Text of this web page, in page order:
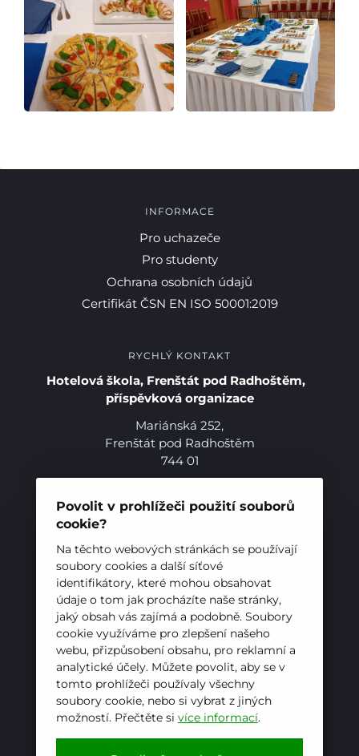
Povolit v prohlížeči použití souborů
cookie?
Na těchto webových stránkách se používají
soubory cookies a další síťové
identifikátory, které mohou obsahovat
údaje o tom jak procházíte naše stránky,
jaký obsah vás zajímá a podobně. Soubory
cookie využíváme pro zlepšení našeho
webu, přizpůsobení obsahu, pro reklamní a
analytické účely. Můžete povolit, aby se v
tomto prohlížeči používaly všechny
soubory cookie, nebo si vybrat z jiných
možností. Přečtěte si více informací.
Pro studenty
Pro uchazeče
E-mail WhatsAppFacebook
INFORMACE
Pro uchazeče
Pro studenty
Ochrana osobních údajů
Certifikát ČSN EN ISO 50001:2019
RYCHLÝ KONTAKT
Hotelová škola, Frenštát pod Radhoštěm,
příspěvková organizace
Mariánská 252,
Frenštát pod Radhoštěm
744 01
E-mail:sekretariat@hotelovkafren.cz
Datová schránka: bc5jrez
IČ: 00576441
ZŘIZOVATEL
Hotelová škola, Frenštát pod Radhoštěm je
příspěvkovou organizací zřizovanou
Moravskoslezským krajem